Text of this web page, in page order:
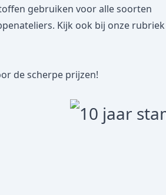
gebruiken voor alle soorten
Kijk ook bij onze rubriek
de scherpe prijzen!